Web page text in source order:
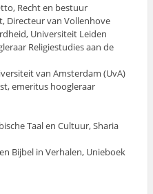
Recht en bestuur
Directeur van Vollenhove
Universiteit Leiden
Religiestudies aan de
van Amsterdam (UvA)
emeritus hoogleraar
Taal en Cultuur, Sharia
Bijbel in Verhalen, Unieboek